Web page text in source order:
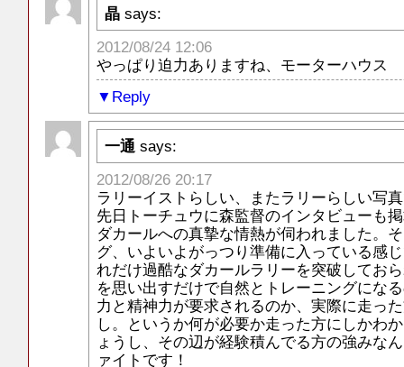
晶 says:
2012/08/24 12:06
やっぱり迫力ありますね、モーターハウス
Reply
一通 says:
2012/08/26 20:17
ラリーイストらしい、またラリーらしい写
先日トーチュウに森監督のインタビューも
ダカールへの真摯な情熱が伺われました。
グ、いよいよがっつり準備に入っている感
れだけ過酷なダカールラリーを突破してお
を思い出すだけで自然とトレーニングにな
力と精神力が要求されるのか、実際に走っ
し。というか何が必要か走った方にしかわ
ょうし、その辺が経験積んでる方の強みな
ァイトです！